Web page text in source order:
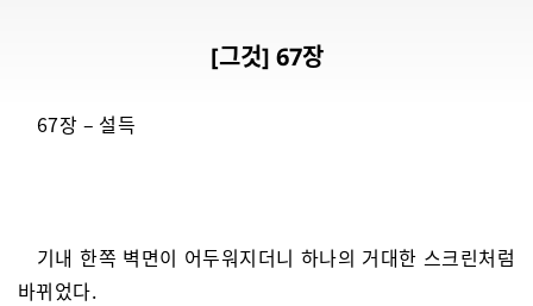
[그것] 67장
67장 – 설득
기내 한쪽 벽면이 어두워지더니 하나의 거대한 스크린처럼
바뀌었다.